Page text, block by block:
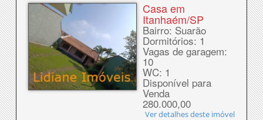
Casa em
Itanhaém/SP
Bairro: Suarão
Dormitórios: 1
Vagas de garagem:
10
WC: 1
Disponível para
Venda
280.000,00
Ver detalhes deste imóvel